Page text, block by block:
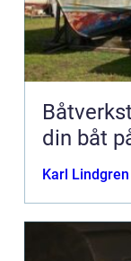
Båtverkstad så tar du
din båt
Karl Lindgren